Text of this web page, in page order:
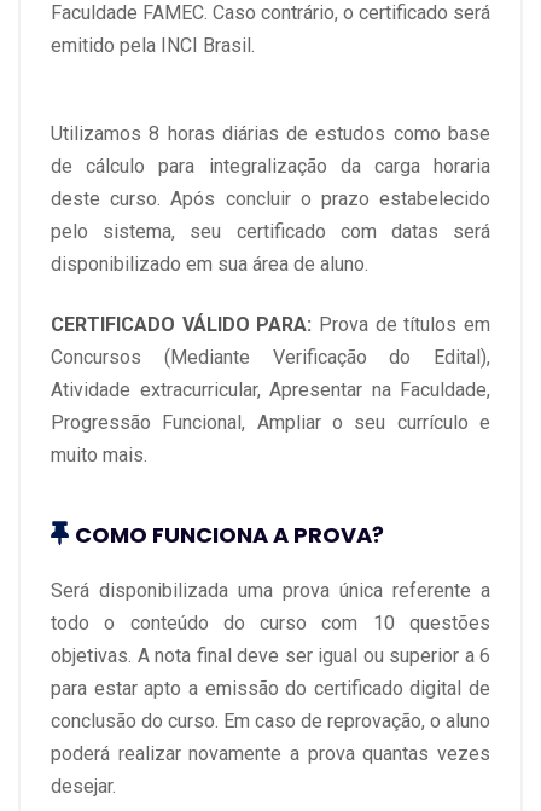
Faculdade FAMEC. Caso contrário, o certificado será
emitido pela INCI Brasil.
Utilizamos 8 horas diárias de estudos como base
de cálculo para integralização da carga horaria
deste curso. Após concluir o prazo estabelecido
pelo sistema, seu certificado com datas será
disponibilizado em sua área de aluno.
CERTIFICADO VÁLIDO PARA: Prova de títulos em
Concursos (Mediante Verificação do Edital),
Atividade extracurricular, Apresentar na Faculdade,
Progressão Funcional, Ampliar o seu currículo e
muito mais.
COMO FUNCIONA A PROVA?
Será disponibilizada uma prova única referente a
todo o conteúdo do curso com 10 questões
objetivas. A nota final deve ser igual ou superior a 6
para estar apto a emissão do certificado digital de
conclusão do curso. Em caso de reprovação, o aluno
poderá realizar novamente a prova quantas vezes
desejar.